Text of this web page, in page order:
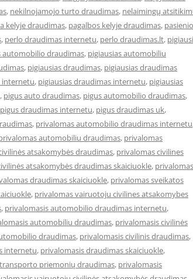
, nekilnojamojo turto draudimas, nelaimingų
kelyje draudimas, pagalbos kelyje draudimas, pasienio
, perlo draudimas internetu, perlo draudimas.lt, pigiausi
automobilio draudimas, pigiausias automobiliu
, pigiausias draudimas, pigiausias draudimas
internetu, pigiausias draudimas internetu, pigiausias
, pigus auto draudimas, pigus automobilio draudimas,
pigus draudimas internetu, pigus draudimas uk,
, privalomas automobilio draudimas internetu
automobiliu draudimas, privalomas
atsakomybės draudimas, privalomas civilines
atsakomybės draudimas skaiciuokle, privalomas
draudimas skaiciuokle, privalomas sveikatos
, privalomas vairuotoju civilines atsakomybes
, privalomasis automobilio draudimas internetu,
automobiliu draudimas, privalomasis civilinės
draudimas, privalomasis civilinis draudimas,
internetu, privalomasis draudimas skaiciuokle,
priemonių draudimas, privalomasis